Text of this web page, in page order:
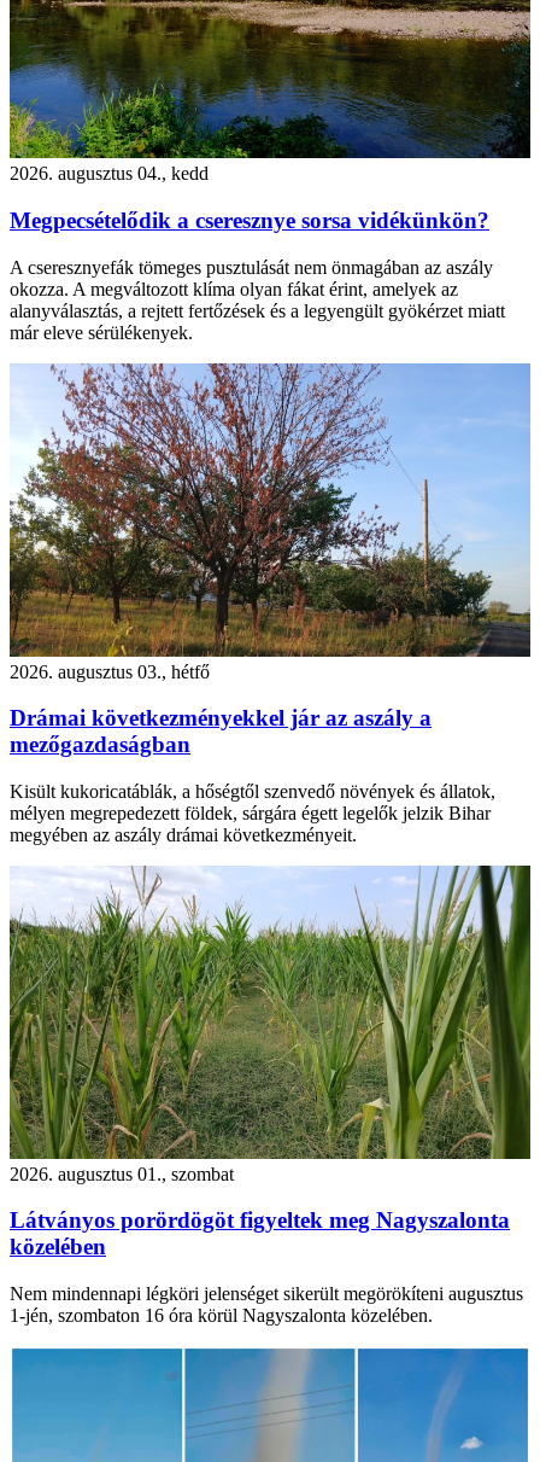
2026. augusztus 04., kedd
Megpecsételődik a cseresznye sorsa vidékünkön?
A cseresznyefák tömeges pusztulását nem önmagában az aszály
okozza. A megváltozott klíma olyan fákat érint, amelyek az
alanyválasztás, a rejtett fertőzések és a legyengült gyökérzet miatt
már eleve sérülékenyek.
2026. augusztus 03., hétfő
Drámai következményekkel jár az aszály a
mezőgazdaságban
Kisült kukoricatáblák, a hőségtől szenvedő növények és állatok,
mélyen megrepedezett földek, sárgára égett legelők jelzik Bihar
megyében az aszály drámai következményeit.
2026. augusztus 01., szombat
Látványos porördögöt figyeltek meg Nagyszalonta
közelében
Nem mindennapi légköri jelenséget sikerült megörökíteni augusztus
1-jén, szombaton 16 óra körül Nagyszalonta közelében.